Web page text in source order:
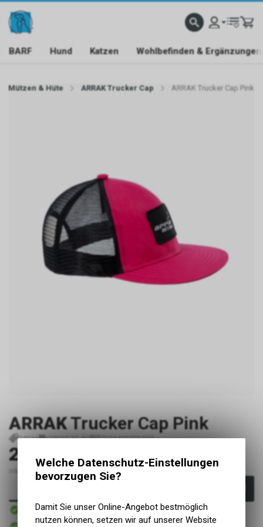
BARF Hund Katzen Wohlbefinden & Ergänzungen
Mützen & Hüte ARRAK Trucker Cap ARRAK Trucker Cap Pink
ARRAKTrucker Cap Pink
P4636 29010 32-OZ 7333456006559
29.90 CHF
inkl. MwSt., zzgl. Versandkosten
Sofort verfügbar
Sofort abholbar
Welche Datenschutz-Einstellungen
bevorzugen Sie?
Damit Sie unser Online-Angebot bestmöglich
nutzen können, setzen wir auf unserer Website